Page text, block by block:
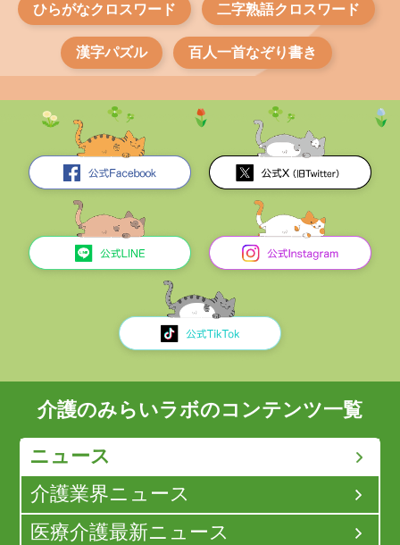
ひらがなクロスワード 二字熟語クロスワード
漢字パズル 百人一首なぞり書き
介護のみらいラボのコンテンツ一覧
ニュース
介護業界ニュース
医療介護最新ニュース